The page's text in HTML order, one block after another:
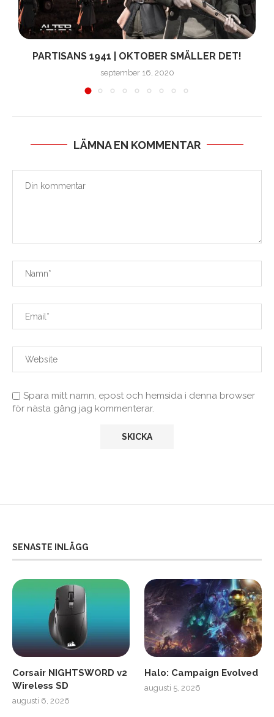
PARTISANS 1941 | OKTOBER SMÄLLER DET!
september 16, 2020
LÄMNA EN KOMMENTAR
Spara mitt namn, epost och hemsida i denna browser
för nästa gång jag kommenterar.
SENASTE INLÄGG
Corsair NIGHTSWORD v2
Wireless SD
augusti 6, 2026
Halo: Campaign Evolved
augusti 5, 2026